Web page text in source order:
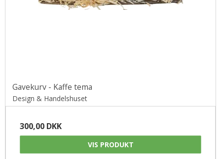
Gavekurv - Kaffe tema
Design & Handelshuset
300,00 DKK
VIS PRODUKT